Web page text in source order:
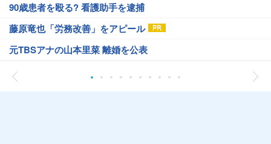
90歳患者を殴る? 看護助手を逮捕
藤原竜也「労務改善」をアピール
元TBSアナの山本里菜 離婚を公表